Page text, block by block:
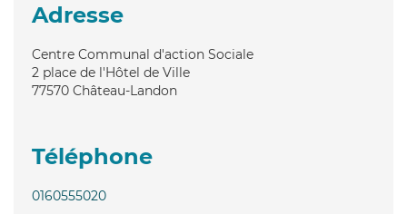
Adresse
Centre Communal d'action Sociale
2 place de l'Hôtel de Ville
77570 Château-Landon
Téléphone
0160555020